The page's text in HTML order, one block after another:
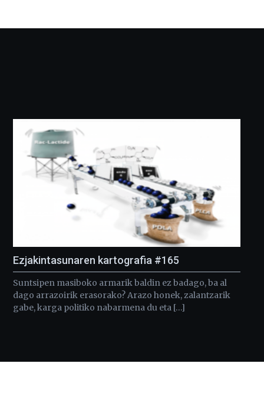
Ezjakintasunaren kartografia #165
Suntsipen masiboko armarik baldin ez badago, ba al
dago arrazoirik erasorako? Arazo honek, zalantzarik
gabe, karga politiko nabarmena du eta […]